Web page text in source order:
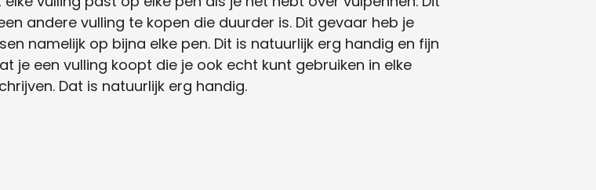
andere vulling te kopen die duurder is. Dit gevaar heb je
namelijk op bijna elke pen. Dit is natuurlijk erg handig en fijn
je een vulling koopt die je ook echt kunt gebruiken in elke
Dat is natuurlijk erg handig.